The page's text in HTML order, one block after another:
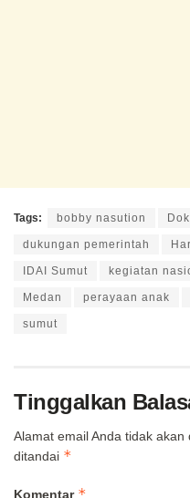
Tags: bobby nasution
dukungan pemerintah
IDAI Sumut kegiatan
Medan perayaan anak
sumut
Tinggalkan
Alamat email Anda tidak akan
ditandai *
Komentar *